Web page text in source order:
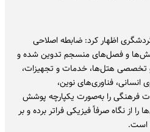
اظهار کرد: ضابطه اصلاحی
و فصل‌های منسجم تدوین شده و
و تخصصی هتل‌ها، خدمات و تجهیزات،
فناوری‌های نوین،
فرهنگی را به‌صورت یکپارچه پوشش
از نگاه صرفاً فیزیکی فراتر برده و بر
است.